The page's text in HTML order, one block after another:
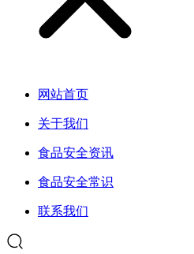
网站首页
关于我们
食品安全资讯
食品安全常识
联系我们